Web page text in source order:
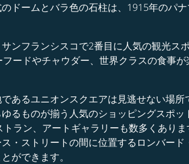
ドームとバラ色の石柱は、1915年のパ
ンフランシスコで2番目に人気の観光ス
ードやチャウダー、世界クラスの食事
あるユニオンスクエアは見逃せない場
るものが揃う人気のショッピングスポ
ラン、アートギャラリーも数多くあり
・ストリートの間に位置するロンバー
ができます。